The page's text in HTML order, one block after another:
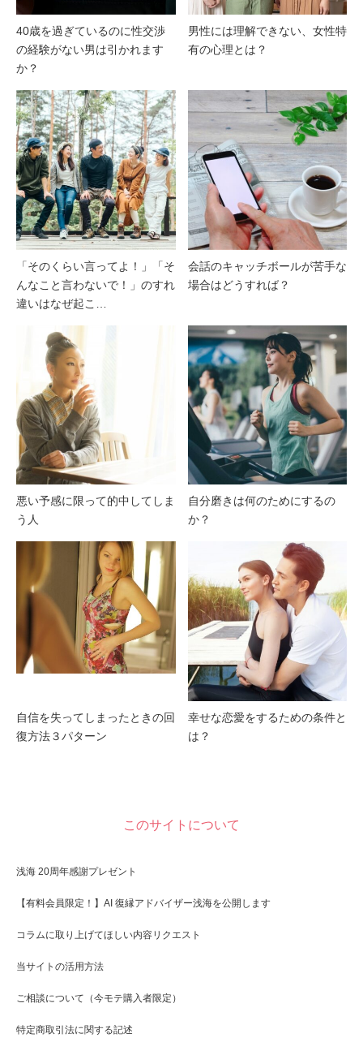
40歳を過ぎているのに性交渉
の経験がない男は引かれます
か？
男性には理解できない、女性特
有の心理とは？
「そのくらい言ってよ！」「そ
んなこと言わないで！」のすれ
違いはなぜ起こ…
会話のキャッチボールが苦手な
場合はどうすれば？
悪い予感に限って的中してしま
う人
自分磨きは何のためにするの
か？
自信を失ってしまったときの回
復方法３パターン
幸せな恋愛をするための条件と
は？
このサイトについて
浅海 20周年感謝プレゼント
【有料会員限定！】AI 復縁アドバイザー浅海を公開します
コラムに取り上げてほしい内容リクエスト
当サイトの活用方法
ご相談について（今モテ購入者限定）
特定商取引法に関する記述